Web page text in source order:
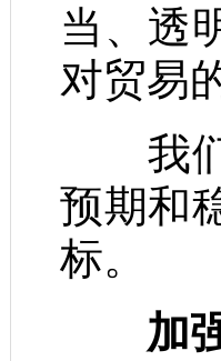
当、透
对贸易
我们
预期和
标。
加